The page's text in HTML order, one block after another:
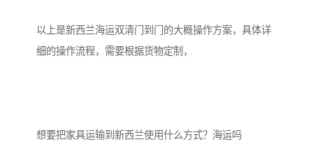
以上是新西兰海运双清门到门的大概操作方案，具体详
细的操作流程，需要根据货物定制，
想要把家具运输到新西兰使用什么方式？海运吗